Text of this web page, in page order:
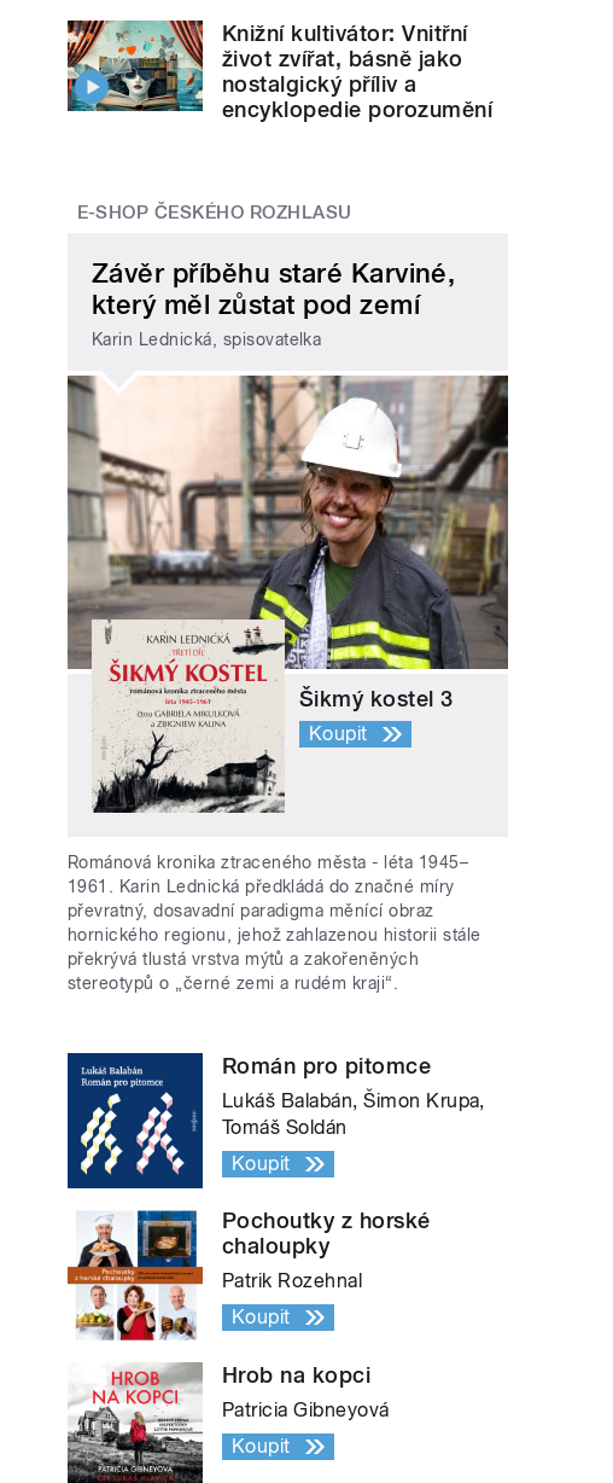
Knižní kultivátor: Vnitřní
život zvířat, básně jako
nostalgický příliv a
encyklopedie porozumění
E-SHOP ČESKÉHO ROZHLASU
Závěr příběhu staré Karviné,
který měl zůstat pod zemí
Karin Lednická, spisovatelka
Šikmý kostel 3
Koupit
Románová kronika ztraceného města - léta 1945–
1961. Karin Lednická předkládá do značné míry
převratný, dosavadní paradigma měnící obraz
hornického regionu, jehož zahlazenou historii stále
překrývá tlustá vrstva mýtů a zakořeněných
stereotypů o „černé zemi a rudém kraji“.
Román pro pitomce
Lukáš Balabán, Šimon Krupa,
Tomáš Soldán
Koupit
Pochoutky z horské
chaloupky
Patrik Rozehnal
Koupit
Hrob na kopci
Patricia Gibneyová
Koupit